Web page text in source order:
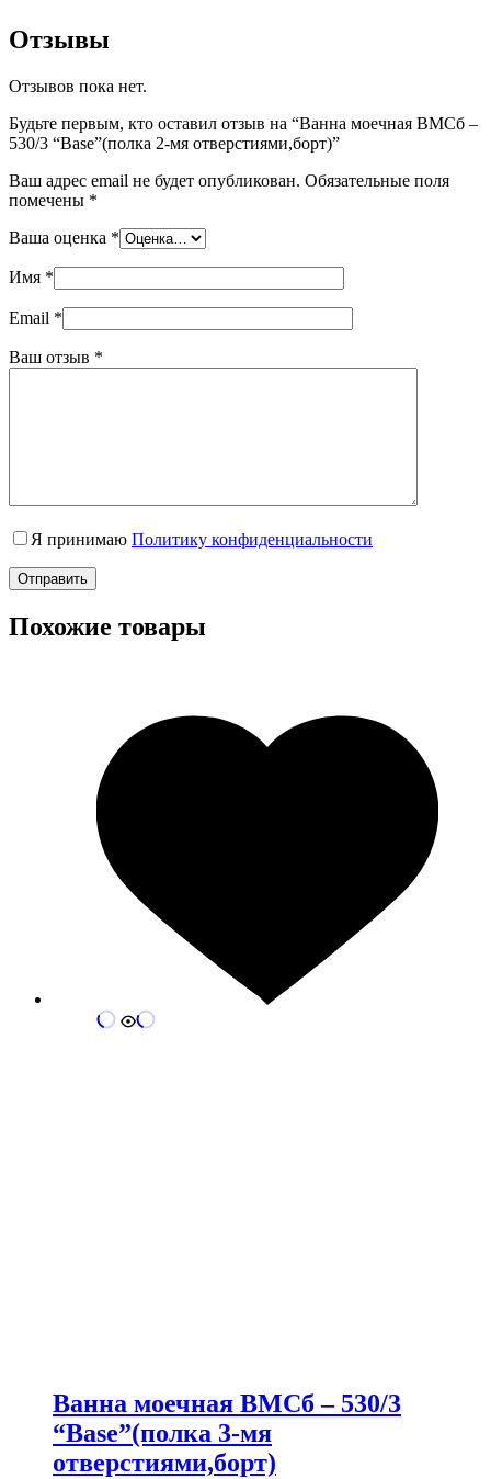
Отзывы
Отзывов пока нет.
Будьте первым, кто оставил отзыв на “Ванна моечная ВМСб –
530/3 “Base”(полка 2-мя отверстиями,борт)”
Ваш адрес email не будет опубликован. Обязательные поля
помечены *
Ваша оценка *
Имя *
Email *
Ваш отзыв *
Я принимаю Политику конфиденциальности
Отправить
Похожие товары
Ванна моечная ВМСб – 530/3
“Base”(полка 3-мя
отверстиями,борт)